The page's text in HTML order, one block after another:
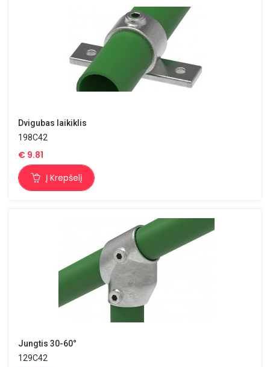
Dvigubas laikiklis
198C42
€ 9.81
Į Krepšelį
Jungtis 30-60°
129C42